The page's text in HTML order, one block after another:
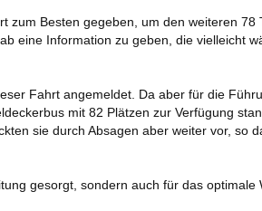
AUSGABE 05 – SEPTEMBER
AUSGABE 03 – JANUAR 2019
2018
Besten gegeben, um den weiteren 78
eine Information zu geben, die vielleicht
Fahrt angemeldet. Da aber für die
mit 82 Plätzen zur Verfügung
sie durch Absagen aber weiter vor, so
gesorgt, sondern auch für das optimale